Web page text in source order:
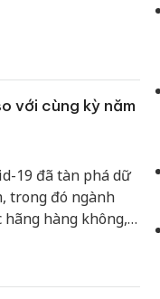
với cùng kỳ năm
19 đã tàn phá dữ
trong đó ngành
hàng không,